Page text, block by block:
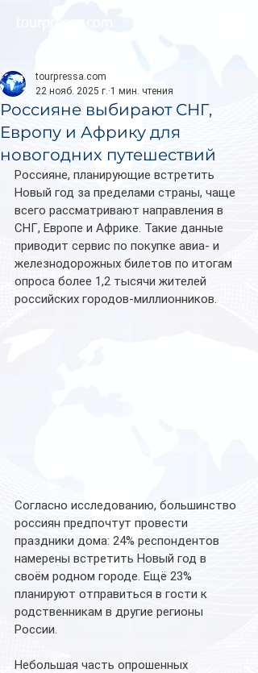
Россияне выбирают СНГ,
Европу и Африку для
новогодних путешествий
tourpressa.com
22 нояб. 2025 г. 1 мин. чтения
Россияне, планирующие встретить
Новый год за пределами страны, чаще
всего рассматривают направления в
СНГ, Европе и Африке. Такие данные
приводит сервис по покупке авиа- и
железнодорожных билетов по итогам
опроса более 1,2 тысячи жителей
российских городов-миллионников.
Согласно исследованию, большинство
россиян предпочтут провести
праздники дома: 24% респондентов
намерены встретить Новый год в
своём родном городе. Ещё 23%
планируют отправиться в гости к
родственникам в другие регионы
России.
Небольшая часть опрошенных